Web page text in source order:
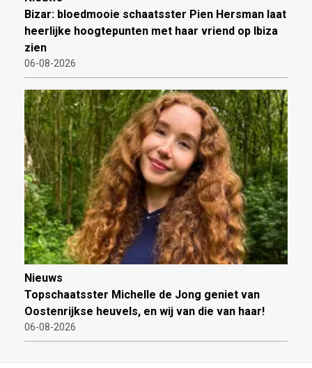
Bizar: bloedmooie schaatsster Pien Hersman laat
heerlijke hoogtepunten met haar vriend op Ibiza
zien
06-08-2026
Nieuws
Topschaatsster Michelle de Jong geniet van
Oostenrijkse heuvels, en wij van die van haar!
06-08-2026